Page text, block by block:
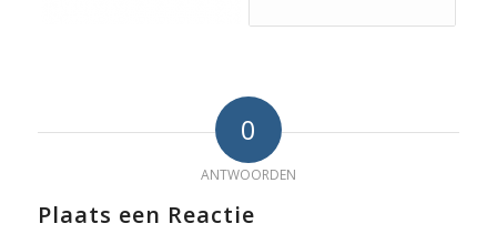
0
ANTWOORDEN
Plaats een Reactie